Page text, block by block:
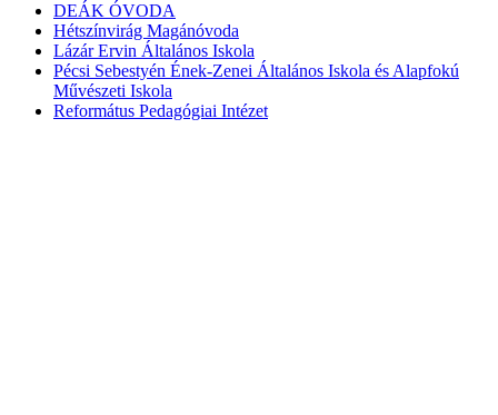
DEÁK ÓVODA
Hétszínvirág Magánóvoda
Lázár Ervin Általános Iskola
Pécsi Sebestyén Ének-Zenei Általános Iskola és Alapfokú
Művészeti Iskola
Református Pedagógiai Intézet